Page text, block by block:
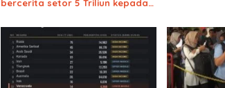
bercerita setor 5 Triliun kepada
putra mahkota?